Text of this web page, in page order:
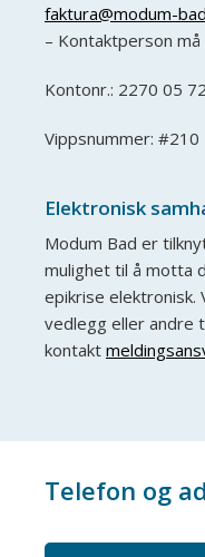
faktura@modum-
– Kontaktperson må
Kontonr.: 2270 05
Vippsnummer: #210
Elektronisk
Modum Bad er
mulighet til å motta
epikrise elektronisk.
vedlegg eller andre
kontakt
Telefon og